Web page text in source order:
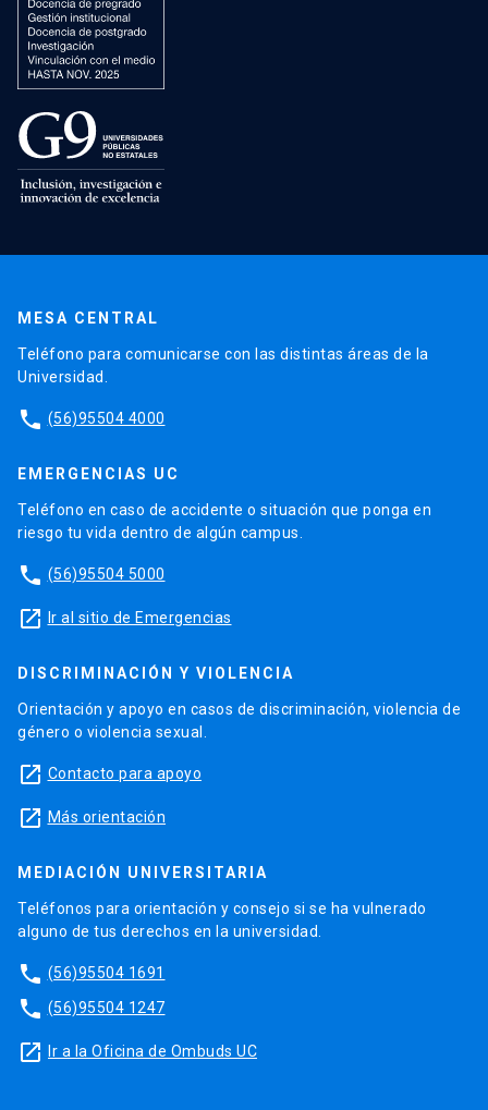
MESA CENTRAL
Teléfono para comunicarse con las distintas áreas de la
Universidad.
phone (56)95504 4000
EMERGENCIAS UC
Teléfono en caso de accidente o situación que ponga en
riesgo tu vida dentro de algún campus.
phone (56)95504 5000
launch Ir al sitio de Emergencias
DISCRIMINACIÓN Y VIOLENCIA
Orientación y apoyo en casos de discriminación, violencia de
género o violencia sexual.
launch Contacto para apoyo
launch Más orientación
MEDIACIÓN UNIVERSITARIA
Teléfonos para orientación y consejo si se ha vulnerado
alguno de tus derechos en la universidad.
phone (56)95504 1691
phone (56)95504 1247
launch Ir a la Oficina de Ombuds UC